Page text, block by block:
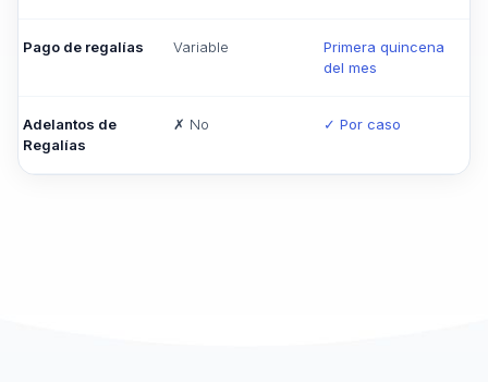
Pago de regalías Variable
Primera quincena
del mes
Adelantos de
Regalías
✗ No ✓ Por caso